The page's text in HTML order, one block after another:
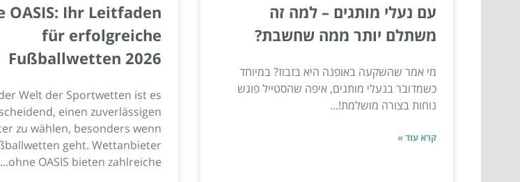
עם נעלי מותגים – למה זה
משתלם יותר ממה שחשבת?
מי אמר שהשקעה באופנה היא בזבוז? במיוחד
כשמדובר בנעלי מותגים, איפה שהסטייל פוגש
נוחות בצורה מושלמת!...
קרא עוד »
OASIS: Ihr Leitfaden
für erfolgreiche
Fußballwetten 2026
Welt der Sportwetten ist es
einen zuverlässigen
zu wählen, besonders wenn
geht. Wettanbieter
ohne OASIS bieten zahlreiche...